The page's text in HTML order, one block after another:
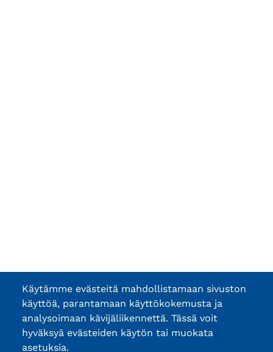
Käytämme evästeitä mahdollistamaan sivuston
käyttöä, parantamaan käyttökokemusta ja
analysoimaan kävijäliikennettä. Tässä voit
hyväksyä evästeiden käytön tai muokata
asetuksia.